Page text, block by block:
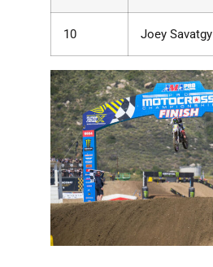
10 Joey Savatgy